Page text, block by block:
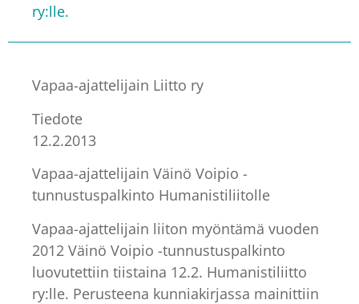
ry:lle.
Vapaa-ajattelijain Liitto ry
Tiedote
12.2.2013
Vapaa-ajattelijain Väinö Voipio -
tunnustuspalkinto Humanistiliitolle
Vapaa-ajattelijain liiton myöntämä vuoden
2012 Väinö Voipio -tunnustuspalkinto
luovutettiin tiistaina 12.2. Humanistiliitto
ry:lle. Perusteena kunniakirjassa mainittiin